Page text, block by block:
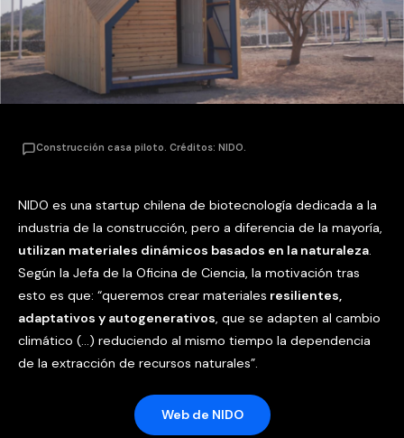
Construcción casa piloto. Créditos: NIDO.
NIDO es una startup chilena de biotecnología dedicada a la
industria de la construcción, pero a diferencia de la mayoría,
utilizan materiales dinámicos basados en la naturaleza
Según la Jefa de la Oficina de Ciencia, la motivación tras
esto es que: “queremos crear materiales resilientes,
adaptativos y autogenerativos , que se adapten al cambio
climático (…) reduciendo al mismo tiempo la dependencia
de la extracción de recursos naturales”.
Web de NIDO